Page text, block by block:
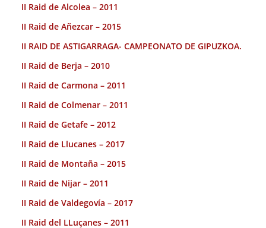
II Raid de Alcolea – 2011
II Raid de Añezcar – 2015
II RAID DE ASTIGARRAGA- CAMPEONATO DE GIPUZKOA.
II Raid de Berja – 2010
II Raid de Carmona – 2011
II Raid de Colmenar – 2011
II Raid de Getafe – 2012
II Raid de Llucanes – 2017
II Raid de Montaña – 2015
II Raid de Nijar – 2011
II Raid de Valdegovía – 2017
II Raid del LLuçanes – 2011